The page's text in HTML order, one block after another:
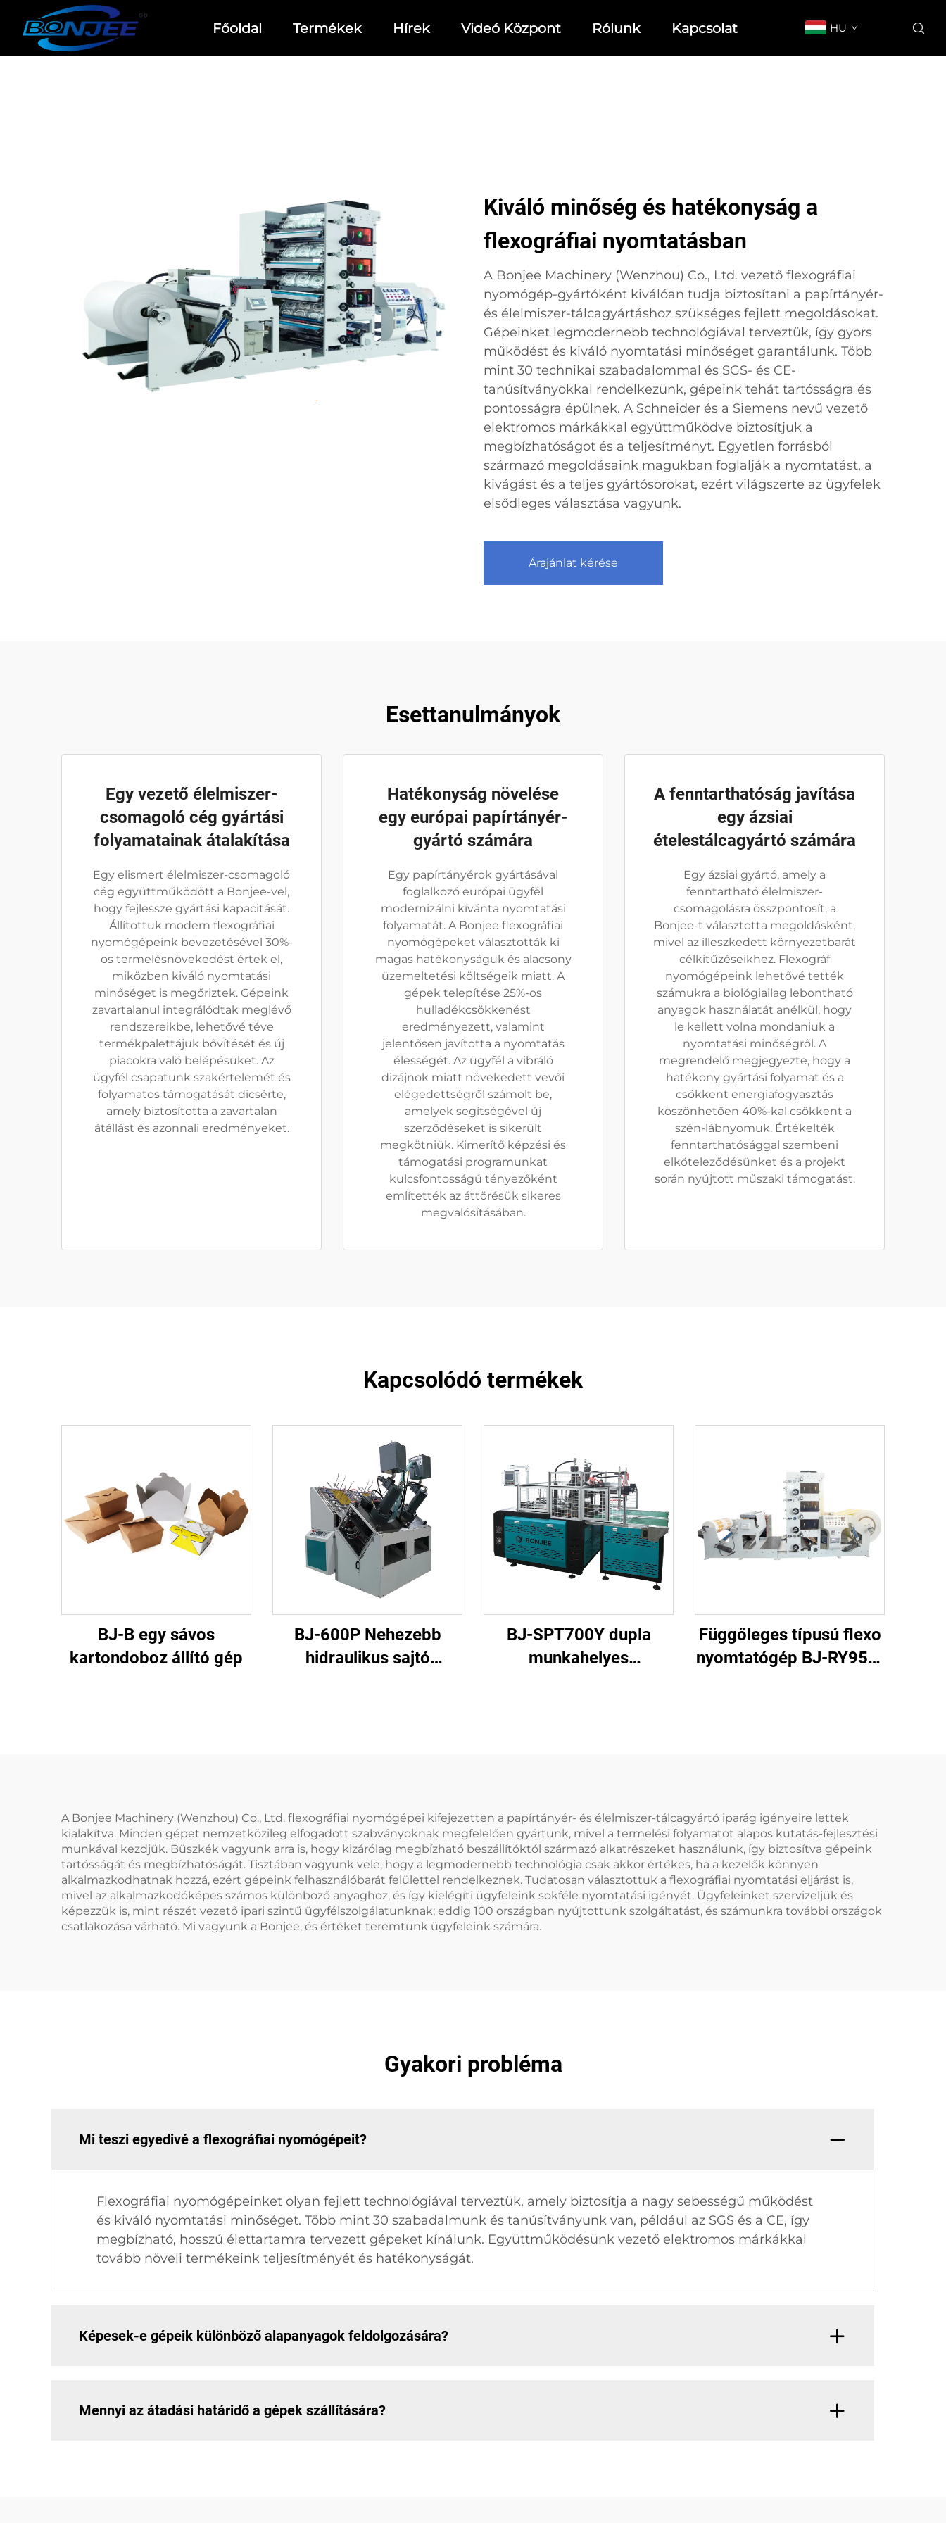
Főoldal Termékek Hírek Videó Központ Rólunk Kapcsolat HU
Kiváló minőség és hatékonyság a
flexográfiai nyomtatásban
A Bonjee Machinery (Wenzhou) Co., Ltd. vezető flexográfiai
nyomógép-gyártóként kiválóan tudja biztosítani a papírtányér-
és élelmiszer-tálcagyártáshoz szükséges fejlett megoldásokat.
Gépeinket legmodernebb technológiával terveztük, így gyors
működést és kiváló nyomtatási minőséget garantálunk. Több
mint 30 technikai szabadalommal és SGS- és CE-
tanúsítványokkal rendelkezünk, gépeink tehát tartósságra és
pontosságra épülnek. A Schneider és a Siemens nevű vezető
elektromos márkákkal együttműködve biztosítjuk a
megbízhatóságot és a teljesítményt. Egyetlen forrásból
származó megoldásaink magukban foglalják a nyomtatást, a
kivágást és a teljes gyártósorokat, ezért világszerte az ügyfelek
elsődleges választása vagyunk.
Árajánlat kérése
Esettanulmányok
Egy vezető élelmiszer-
csomagoló cég gyártási
folyamatainak átalakítása
Egy elismert élelmiszer-csomagoló
cég együttműködött a Bonjee-vel,
hogy fejlessze gyártási kapacitását.
Állítottuk modern flexográfiai
nyomógépeink bevezetésével 30%-
os termelésnövekedést értek el,
miközben kiváló nyomtatási
minőséget is megőriztek. Gépeink
zavartalanul integrálódtak meglévő
rendszereikbe, lehetővé téve
termékpalettájuk bővítését és új
piacokra való belépésüket. Az
ügyfél csapatunk szakértelemét és
folyamatos támogatását dicsérte,
amely biztosította a zavartalan
átállást és azonnali eredményeket.
Hatékonyság növelése
egy európai papírtányér-
gyártó számára
Egy papírtányérok gyártásával
foglalkozó európai ügyfél
modernizálni kívánta nyomtatási
folyamatát. A Bonjee flexográfiai
nyomógépeket választották ki
magas hatékonyságuk és alacsony
üzemeltetési költségeik miatt. A
gépek telepítése 25%-os
hulladékcsökkenést
eredményezett, valamint
jelentősen javította a nyomtatás
élességét. Az ügyfél a vibráló
dizájnok miatt növekedett vevői
elégedettségről számolt be,
amelyek segítségével új
szerződéseket is sikerült
megkötniük. Kimerítő képzési és
támogatási programunkat
kulcsfontosságú tényezőként
említették az áttörésük sikeres
megvalósításában.
A fenntarthatóság javítása
egy ázsiai
ételestálcagyártó számára
Egy ázsiai gyártó, amely a
fenntartható élelmiszer-
csomagolásra összpontosít, a
Bonjee-t választotta megoldásként,
mivel az illeszkedett környezetbarát
célkitűzéseikhez. Flexográf
nyomógépeink lehetővé tették
számukra a biológiailag lebontható
anyagok használatát anélkül, hogy
le kellett volna mondaniuk a
nyomtatási minőségről. A
megrendelő megjegyezte, hogy a
hatékony gyártási folyamat és a
csökkent energiafogyasztás
köszönhetően 40%-kal csökkent a
szén-lábnyomuk. Értékelték
fenntarthatósággal szembeni
elköteleződésünket és a projekt
során nyújtott műszaki támogatást.
Kapcsolódó termékek
BJ-B egy sávos
kartondoboz állító gép
BJ-600P Nehezebb
hidraulikus sajtó
BJ-SPT700Y dupla
munkahelyes
Függőleges típusú flexo
nyomtatógép BJ-RY950-
A Bonjee Machinery (Wenzhou) Co., Ltd. flexográfiai nyomógépei kifejezetten a papírtányér- és élelmiszer-tálcagyártó iparág igényeire lettek
kialakítva. Minden gépet nemzetközileg elfogadott szabványoknak megfelelően gyártunk, mivel a termelési folyamatot alapos kutatás-fejlesztési
munkával kezdjük. Büszkék vagyunk arra is, hogy kizárólag megbízható beszállítóktól származó alkatrészeket használunk, így biztosítva gépeink
tartósságát és megbízhatóságát. Tisztában vagyunk vele, hogy a legmodernebb technológia csak akkor értékes, ha a kezelők könnyen
alkalmazkodhatnak hozzá, ezért gépeink felhasználóbarát felülettel rendelkeznek. Tudatosan választottuk a flexográfiai nyomtatási eljárást is,
mivel az alkalmazkodóképes számos különböző anyaghoz, és így kielégíti ügyfeleink sokféle nyomtatási igényét. Ügyfeleinket szervizeljük és
képezzük is, mint részét vezető ipari szintű ügyfélszolgálatunknak; eddig 100 országban nyújtottunk szolgáltatást, és számunkra további országok
csatlakozása várható. Mi vagyunk a Bonjee, és értéket teremtünk ügyfeleink számára.
Gyakori probléma
Mi teszi egyedivé a flexográfiai nyomógépeit?
Flexográfiai nyomógépeinket olyan fejlett technológiával terveztük, amely biztosítja a nagy sebességű működést
és kiváló nyomtatási minőséget. Több mint 30 szabadalmunk és tanúsítványunk van, például az SGS és a CE, így
megbízható, hosszú élettartamra tervezett gépeket kínálunk. Együttműködésünk vezető elektromos márkákkal
tovább növeli termékeink teljesítményét és hatékonyságát.
Képesek-e gépeik különböző alapanyagok feldolgozására?
Mennyi az átadási határidő a gépek szállítására?